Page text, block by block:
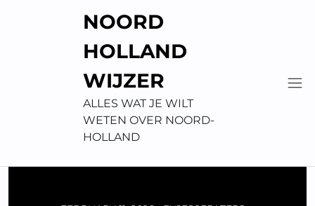
NOORD
HOLLAND
WIJZER
ALLES WAT JE WILT
WETEN OVER NOORD-
HOLLAND